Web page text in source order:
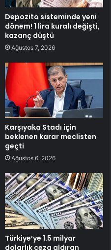
Depozito sisteminde yeni
dönem! 1 lira kuralı değişti,
kazanç düştü
Ağustos 7, 2026
Karşıyaka Stadı için
beklenen karar meclisten
geçti
Ağustos 6, 2026
Türkiye’ye 1.5 milyar
dolarlık ceza aldıran